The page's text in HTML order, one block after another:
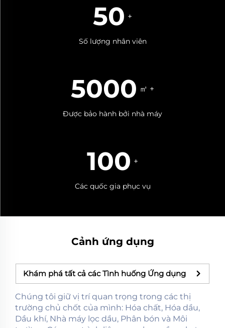
50 +
Số lượng nhân viên
5000 ㎡ +
Được bảo hành bởi nhà máy
100 +
Các quốc gia phục vụ
Cảnh ứng dụng
Khám phá tất cả các Tình huống Ứng dụng
Chúng tôi giữ vị trí quan trọng trong các thị
trường chủ chốt của mình: Hóa chất, Hóa dầu,
Dầu khí, Nhà máy lọc dầu, Phân bón và Môi